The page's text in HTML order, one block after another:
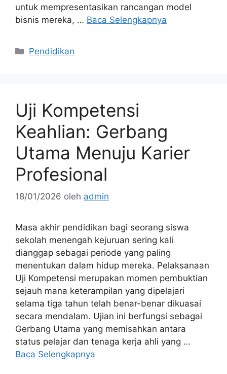
untuk mempresentasikan rancangan model
bisnis mereka, … Baca Selengkapnya
Kategori
Pendidikan
Uji Kompetensi
Keahlian: Gerbang
Utama Menuju Karier
Profesional
18/01/2026 oleh admin
Masa akhir pendidikan bagi seorang siswa
sekolah menengah kejuruan sering kali
dianggap sebagai periode yang paling
menentukan dalam hidup mereka. Pelaksanaan
Uji Kompetensi merupakan momen pembuktian
sejauh mana keterampilan yang dipelajari
selama tiga tahun telah benar-benar dikuasai
secara mendalam. Ujian ini berfungsi sebagai
Gerbang Utama yang memisahkan antara
status pelajar dan tenaga kerja ahli yang …
Baca Selengkapnya